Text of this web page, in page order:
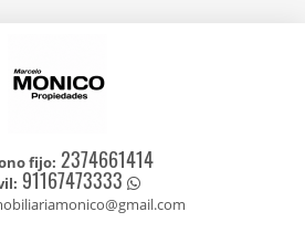
fijo: 2374661414
91167473333